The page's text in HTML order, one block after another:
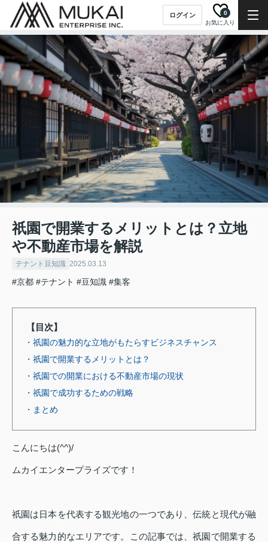
ログイン
お気に入り
0
祇園で開業するメリットとは？立地
や不動産市場を解説
テナント豆知識 2025.03.13
#京都 #テナント #豆知識 #集客
【目次】
・祇園の魅力的な立地がもたらすビジネスチャンス
・祇園で開業するメリットとは？
・祇園での開業における不動産市場の現状
・祇園で成功するための戦略
・まとめ
こんにちは(^^)/
ムカイエンタープライズです！
祇園は日本を代表する観光地の一つであり、伝統と現代が融
合する魅力的なエリアです。この記事では、祇園で開業する